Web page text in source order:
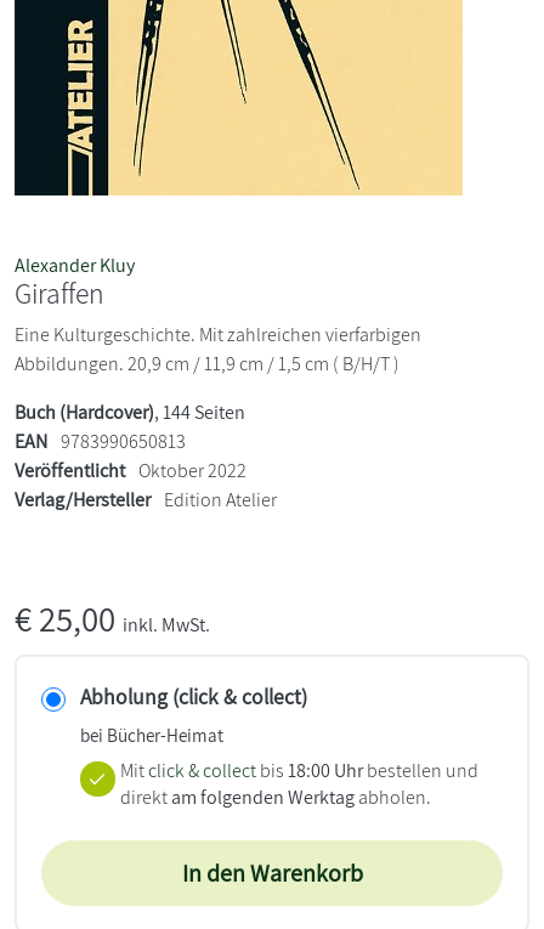
Alexander Kluy
Giraffen
Eine Kulturgeschichte. Mit zahlreichen vierfarbigen
Abbildungen. 20,9 cm / 11,9 cm / 1,5 cm ( B/H/T )
Buch (Hardcover), 144 Seiten
EAN 9783990650813
Veröffentlicht Oktober 2022
Verlag/Hersteller Edition Atelier
€25,00 inkl. MwSt.
Abholung (click & collect)
bei Bücher-Heimat
Mitclick & collect bis18:00 Uhrbestellen und
direktam folgenden Werktagabholen.
In den Warenkorb